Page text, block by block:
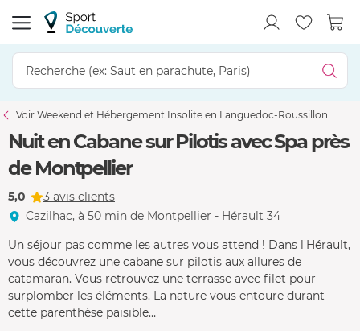
Voir Weekend et Hébergement Insolite en Languedoc-Roussillon
Nuit en Cabane sur Pilotis avec Spa près
de Montpellier
5,0
3 avis clients
Cazilhac, à 50 min de Montpellier - Hérault 34
Un séjour pas comme les autres vous attend ! Dans l'Hérault,
vous découvrez une cabane sur pilotis aux allures de
catamaran. Vous retrouvez une terrasse avec filet pour
surplomber les éléments. La nature vous entoure durant
cette parenthèse paisible…